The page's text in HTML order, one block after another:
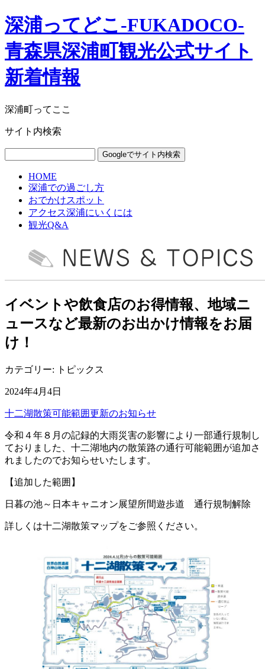
深浦ってどこ-FUKADOCO-
青森県深浦町観光公式サイト
新着情報
深浦町ってここ
サイト内検索
HOME
深浦での過ごし方
おでかけスポット
アクセス深浦にいくには
観光Q&A
イベントや飲食店のお得情報、地域ニ
ュースなど最新のお出かけ情報をお届
け！
カテゴリー: トピックス
2024年4月4日
十二湖散策可能範囲更新のお知らせ
令和４年８月の記録的大雨災害の影響により一部通行規制し
ておりました、十二湖地内の散策路の通行可能範囲が追加さ
れましたのでお知らせいたします。
【追加した範囲】
日暮の池～日本キャニオン展望所間遊歩道 通行規制解除
詳しくは十二湖散策マップをご参照ください。